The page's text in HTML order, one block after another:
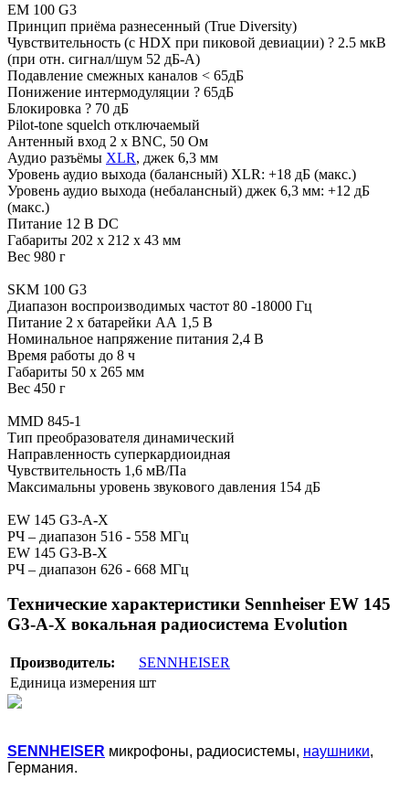
EM 100 G3
Принцип приёма разнесенный (True Diversity)
Чувствительность (с HDX при пиковой девиации) ? 2.5 мкВ
(при отн. сигнал/шум 52 дБ-A)
Подавление смежных каналов < 65дБ
Понижение интермодуляции ? 65дБ
Блокировка ? 70 дБ
Pilot-tone squelch отключаемый
Антенный вход 2 х BNC, 50 Ом
Аудио разъёмы XLR, джек 6,3 мм
Уровень аудио выхода (балансный) XLR: +18 дБ (макс.)
Уровень аудио выхода (небалансный) джек 6,3 мм: +12 дБ
(макс.)
Питание 12 В DC
Габариты 202 х 212 х 43 мм
Вес 980 г
SKM 100 G3
Диапазон воспроизводимых частот 80 -18000 Гц
Питание 2 х батарейки АА 1,5 В
Номинальное напряжение питания 2,4 В
Время работы до 8 ч
Габариты 50 х 265 мм
Вес 450 г
MMD 845-1
Тип преобразователя динамический
Направленность суперкардиоидная
Чувствительность 1,6 мВ/Па
Максимальны уровень звукового давления 154 дБ
EW 145 G3-A-X
РЧ – диапазон 516 - 558 МГц
EW 145 G3-B-X
РЧ – диапазон 626 - 668 МГц
Технические характеристики Sennheiser EW 145
G3-A-X вокальная радиосистема Evolution
Производитель:
SENNHEISER
Единица измерения шт
SENNHEISER микрофоны, радиосистемы, наушники,
Германия.